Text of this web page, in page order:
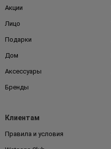
Акции
Лицо
Подарки
Дом
Аксессуары
Бренды
Клиентам
Правила и условия